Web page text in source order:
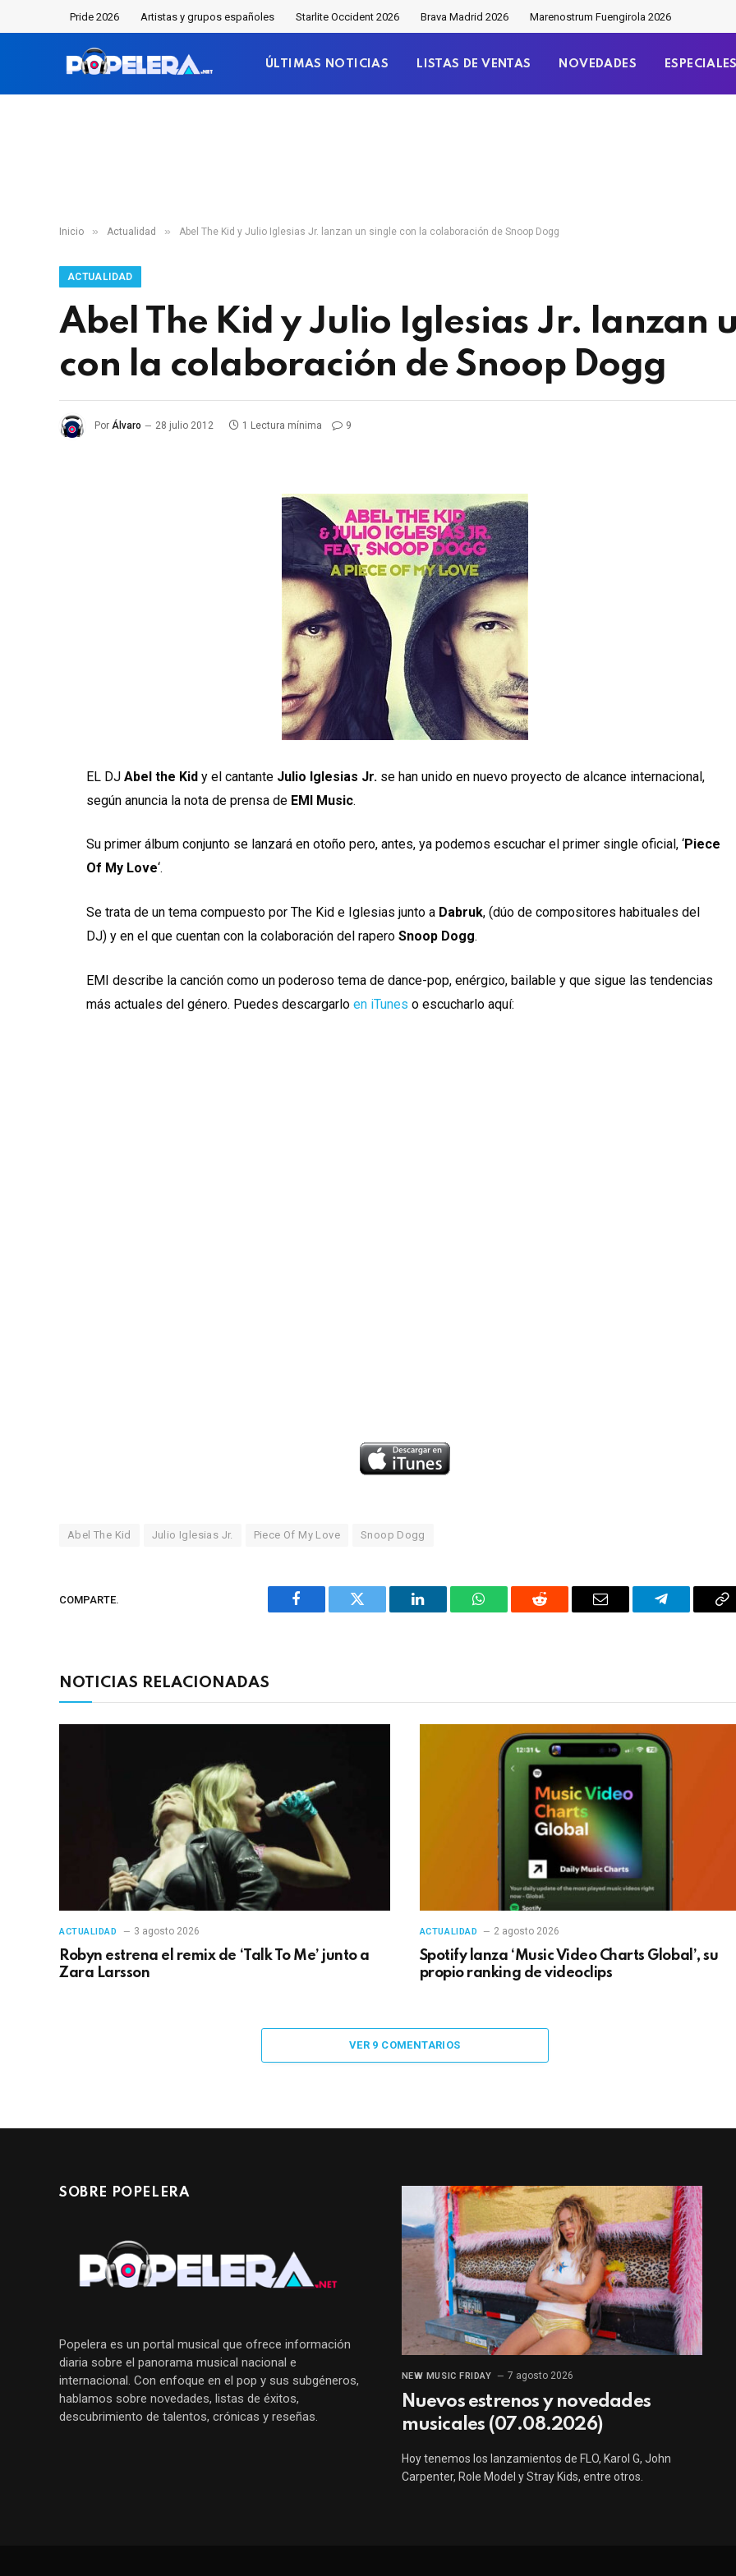
Pride 2026 Artistas y grupos españoles Starlite Occident 2026 Brava Madrid 2026 Marenostrum Fuengirola 2026
ÚLTIMAS NOTICIAS LISTAS DE VENTAS NOVEDADES ESPECIALES
Inicio » Actualidad » Abel The Kid y Julio Iglesias Jr. lanzan un single con la colaboración de Snoop Dogg
ACTUALIDAD
Abel The Kid y Julio Iglesias Jr. lanzan
con la colaboración de Snoop Dogg
Por Álvaro 28 julio 2012 1 Lectura mínima 9
EL DJAbel the Kid y el cantante Julio Iglesias Jr. se han unido en nuevo proyecto de alcance internacional,
según anuncia la nota de prensa de EMI Music.
Su primer álbum conjunto se lanzará en otoño pero, antes, ya podemos escuchar el primer single oficial, ‘Piece
Of My Love‘.
Se trata de un tema compuesto por The Kid e Iglesias junto a Dabruk, (dúo de compositores habituales del
DJ) y en el que cuentan con la colaboración del rapero Snoop Dogg.
EMI describe la canción como un poderoso tema de dance-pop, enérgico, bailable y que sigue las tendencias
más actuales del género. Puedes descargarloen iTunes o escucharlo aquí:
Abel The Kid Julio Iglesias Jr. Piece Of My Love Snoop Dogg
COMPARTE.
Facebook Twitter LinkedIn WhatsAppReddit
Correo
Telegrama
NOTICIAS RELACIONADAS
ACTUALIDAD 3 agosto 2026
Robyn estrena el remix de ‘Talk To Me’ junto a
Zara Larsson
ACTUALIDAD 2 agosto 2026
Spotify lanza ‘Music Video Charts Global’, su
propio ranking de videoclips
VER 9 COMENTARIOS
SOBRE POPELERA
Popelera es un portal musical que ofrece información
diaria sobre el panorama musical nacional e
internacional. Con enfoque en el pop y sus subgéneros,
hablamos sobre novedades, listas de éxitos,
descubrimiento de talentos, crónicas y reseñas.
NEW MUSIC FRIDAY 7 agosto 2026
Nuevos estrenos y novedades
musicales (07.08.2026)
Hoy tenemos los lanzamientos de FLO, Karol G, John
Carpenter, Role Model y Stray Kids, entre otros.